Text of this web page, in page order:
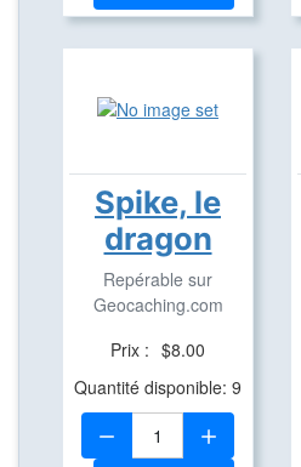
Spike, le
dragon
Repérable sur
Geocaching.com
Prix : $8.00
Quantité disponible: 9
Quantité: